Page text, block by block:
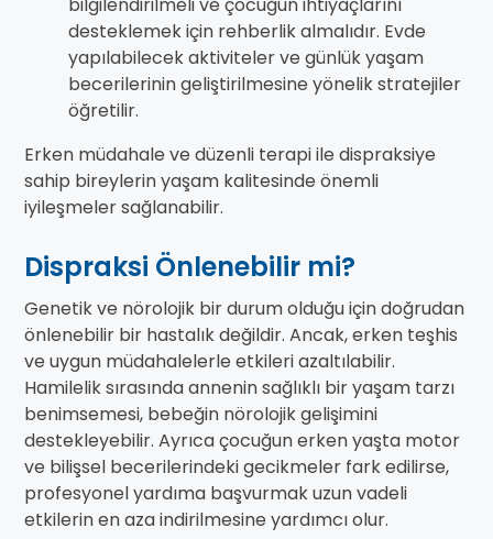
bilgilendirilmeli ve çocuğun ihtiyaçlarını
desteklemek için rehberlik almalıdır. Evde
yapılabilecek aktiviteler ve günlük yaşam
becerilerinin geliştirilmesine yönelik stratejiler
öğretilir.
Erken müdahale ve düzenli terapi ile dispraksiye
sahip bireylerin yaşam kalitesinde önemli
iyileşmeler sağlanabilir.
Dispraksi Önlenebilir mi?
Genetik ve nörolojik bir durum olduğu için doğrudan
önlenebilir bir hastalık değildir. Ancak, erken teşhis
ve uygun müdahalelerle etkileri azaltılabilir.
Hamilelik sırasında annenin sağlıklı bir yaşam tarzı
benimsemesi, bebeğin nörolojik gelişimini
destekleyebilir. Ayrıca çocuğun erken yaşta motor
ve bilişsel becerilerindeki gecikmeler fark edilirse,
profesyonel yardıma başvurmak uzun vadeli
etkilerin en aza indirilmesine yardımcı olur.